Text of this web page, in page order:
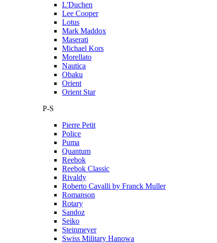
L'Duchen
Lee Cooper
Lotus
Mark Maddox
Maserati
Michael Kors
Morellato
Nautica
Obaku
Orient
Orient Star
P-S
Pierre Petit
Police
Puma
Quantum
Reebok
Reebok Classic
Rivaldy
Roberto Cavalli by Franck Muller
Romanson
Rotary
Sandoz
Seiko
Steinmeyer
Swiss Military Hanowa